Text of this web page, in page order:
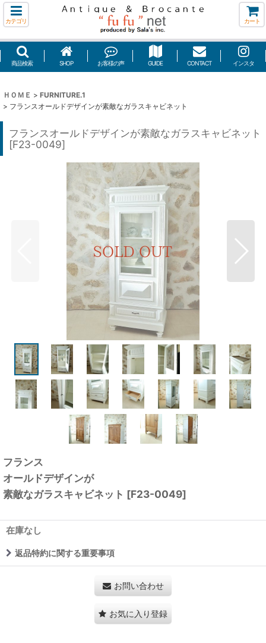
カテゴリ カート
商品検索 SHOP お客様の声 GUIDE CONTACT インスタ
ＨＯＭＥ > FURNITURE.1
> フランスオールドデザインが素敵なガラスキャビネット
フランスオールドデザインが素敵なガラスキャビネット
[F23-0049]
フランス
オールドデザインが
素敵なガラスキャビネット [F23-0049]
在庫なし
返品特約に関する重要事項
お問い合わせ
お気に入り登録